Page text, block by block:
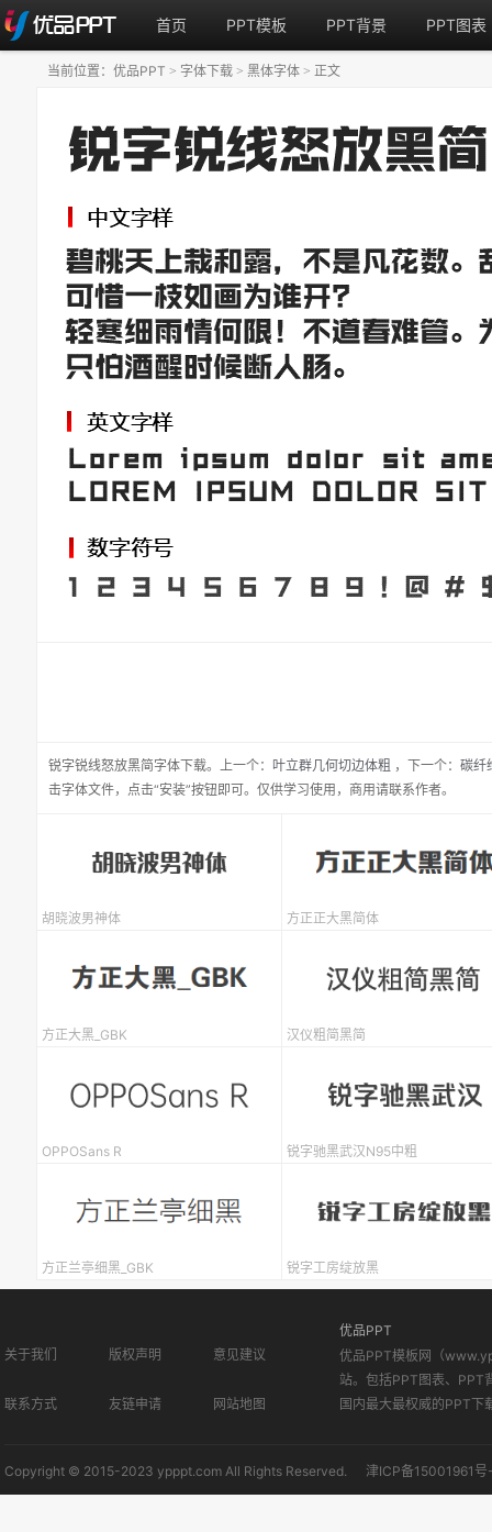
首页 PPT模板 PPT背景 PPT图表
锐字锐线怒放黑简字体下载。 上一个： 叶立群几何切边体粗 ， 下一个： 碳纤
击字体文件，点击“安装”按钮即可。仅供学习使用，商用请联系作者。
当前位置： 优品PPT > 字体下载 > 黑体字体 > 正文
胡晓波男神体 方正正大黑简体
方正大黑_GBK 汉仪粗简黑简
OPPOSans R 锐字驰黑武汉N95中粗
方正兰亭细黑_GBK 锐字工房绽放黑
关于我们 版权声明 意见建议
联系方式 友链申请 网站地图
优品PPT
优品PPT模板网（
站。包括PPT图表、PPT
国内最大最权威的PPT下
Copyright © 2015-2023 ypppt.com All Rights Reserved. 津ICP备15001961号